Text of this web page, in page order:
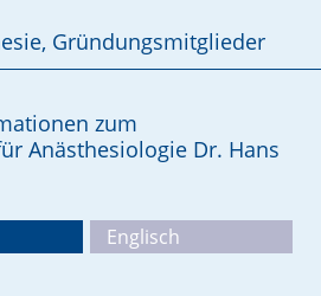
Gründungsmitglieder
zum
Anästhesiologie Dr. Hans
Englisch